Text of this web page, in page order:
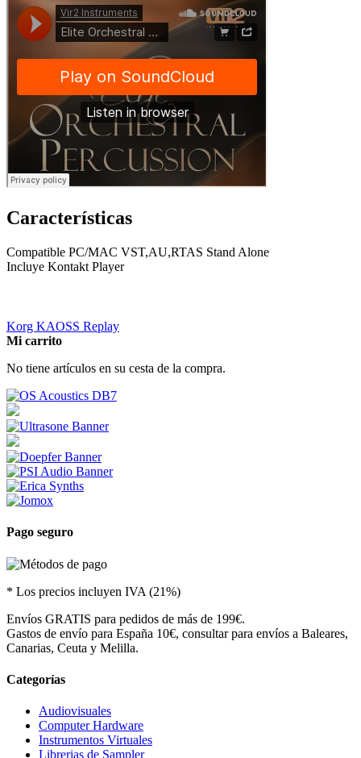
Características
Compatible PC/MAC VST,AU,RTAS Stand Alone
Incluye Kontakt Player
Korg KAOSS Replay
Mi carrito
No tiene artículos en su cesta de la compra.
Pago seguro
* Los precios incluyen IVA (21%)
Envíos GRATIS para pedidos de más de 199€.
Gastos de envío para España 10€, consultar para envíos a Baleares,
Canarias, Ceuta y Melilla.
Categorías
Audiovisuales
Computer Hardware
Instrumentos Virtuales
Librerias de Sampler